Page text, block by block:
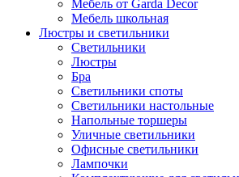
Мебель от Garda Decor
Мебель школьная
Люстры и светильники
Светильники
Люстры
Бра
Светильники споты
Светильники настольные
Напольные торшеры
Уличные светильники
Офисные светильники
Лампочки